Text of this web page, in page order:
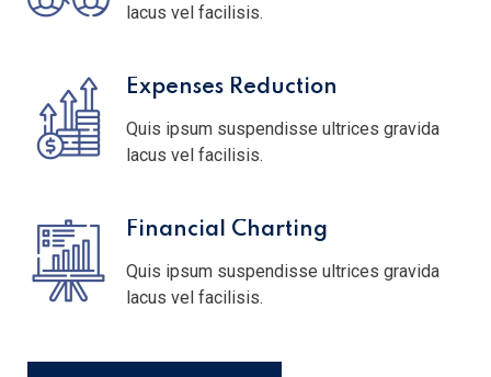
lacus vel facilisis.
Expenses Reduction
Quis ipsum suspendisse ultrices gravida
lacus vel facilisis.
Financial Charting
Quis ipsum suspendisse ultrices gravida
lacus vel facilisis.